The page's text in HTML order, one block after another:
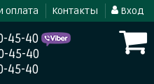
оплата Контакты Вход
45-40
45-40
45-40